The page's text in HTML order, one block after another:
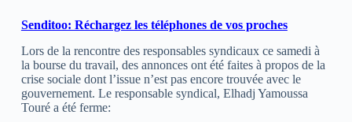
Senditoo: Réchargez les téléphones de vos proches
Lors de la rencontre des responsables syndicaux ce samedi à
la bourse du travail, des annonces ont été faites à propos dela
crise sociale dont l’issue n’est pas encore trouvée avec le
gouvernement. Le responsable syndical, Elhadj Yamoussa
Touré a été ferme: